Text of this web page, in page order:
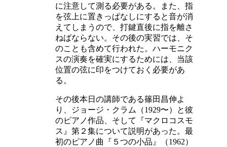
に注意して測る必要がある。また、指
を弦上に置きっぱなしにすると音が消
えてしまうので、打鍵直後に指を離さ
ねばならない。その後の実習では、そ
のことも含めて行われた。ハーモニク
スの演奏を確実にするためには、当該
位置の弦に印をつけておく必要があ
る。
その後本日の講師である篠田昌伸よ
り、ジョージ・クラム（1929〜）と彼
のピアノ作品、そして『マクロコスモ
ス』第２集について説明があった。最
初のピアノ曲『５つの小品』（1962）